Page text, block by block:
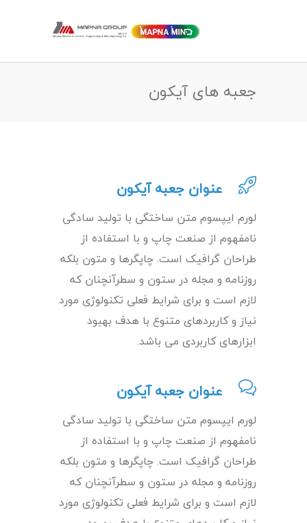
جعبه های آیکون
عنوان جعبه آیکون
لورم ایپسوم متن ساختگی با تولید سادگی
نامفهوم از صنعت چاپ و با استفاده از
طراحان گرافیک است. چاپگرها و متون بلکه
روزنامه و مجله در ستون و سطرآنچنان که
لازم است و برای شرایط فعلی تکنولوژی مورد
نیاز و کاربردهای متنوع با هدف بهبود
ابزارهای کاربردی می باشد.
عنوان جعبه آیکون
لورم ایپسوم متن ساختگی با تولید سادگی
نامفهوم از صنعت چاپ و با استفاده از
طراحان گرافیک است. چاپگرها و متون بلکه
روزنامه و مجله در ستون و سطرآنچنان که
لازم است و برای شرایط فعلی تکنولوژی مورد